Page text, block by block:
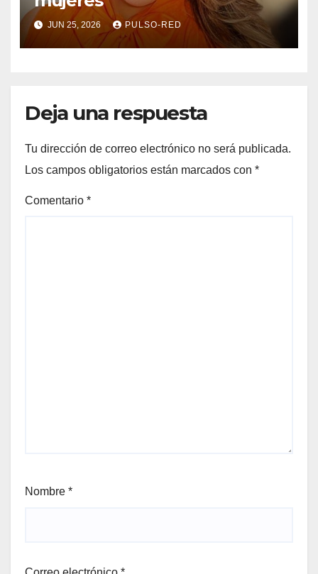
JUN 25, 2026 PULSO-RED
Deja una respuesta
Tu dirección de correo electrónico no será publicada.
Los campos obligatorios están marcados con *
Comentario *
Nombre *